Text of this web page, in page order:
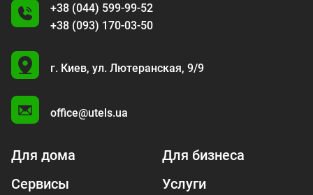
+38 (044) 599-99-52
+38 (093) 170-03-50
U
г. Киев, ул. Лютеранская, 9/9
office@utels.ua
Для дома
Для бизнеса
Сервисы
Услуги